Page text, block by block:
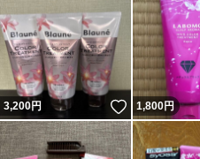
3,200円 いいね！
1,800円